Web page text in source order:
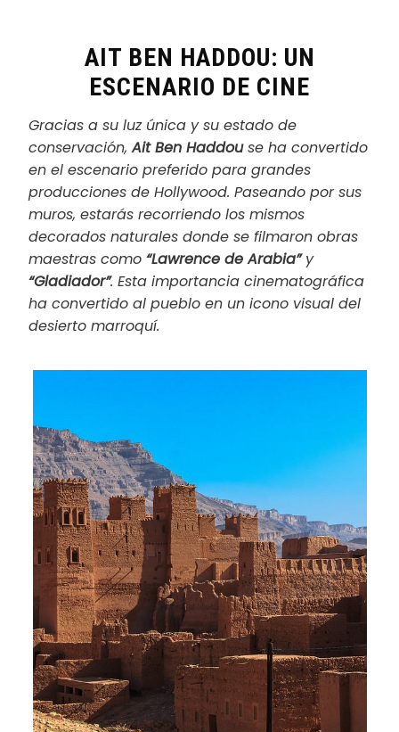
AIT BEN HADDOU: UN
ESCENARIO DE CINE
Gracias a su luz única y su estado de
conservación,Ait Ben Haddouse ha convertido
en el escenario preferido para grandes
producciones de Hollywood. Paseando por sus
muros, estarás recorriendo los mismos
decorados naturales donde se filmaron obras
maestras como “Lawrence de Arabia”y
“Gladiador”. Esta importancia cinematográfica
ha convertido al pueblo en un icono visual del
desierto marroquí.